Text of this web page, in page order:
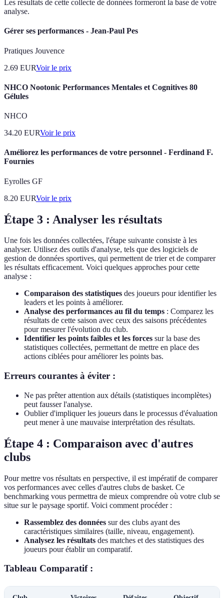
Les résultats de cette collecte de données formeront la base de votre
analyse.
Gérer ses performances - Jean-Paul Pes
Pratiques Jouvence
2.69 EURVoir le prix
NHCO Nootonic Performances Mentales et Cognitives 80
Gélules
NHCO
34.20 EURVoir le prix
Améliorez les performances de votre personnel - Ferdinand F.
Fournies
Eyrolles GF
8.20 EURVoir le prix
Étape 3 : Analyser les résultats
Une fois les données collectées, l'étape suivante consiste à les
analyser. Utilisez des outils d'analyse, tels que des logiciels de
gestion de données sportives, qui permettent de trier et de comparer
les résultats efficacement. Voici quelques approches pour cette
analyse :
Comparaison des statistiques des joueurs pour identifier les
leaders et les points à améliorer.
Analyse des performances au fil du temps : Comparez les
résultats de cette saison avec ceux des saisons précédentes
pour mesurer l'évolution du club.
Identifier les points faibles et les forces sur la base des
statistiques collectées, permettant de mettre en place des
actions ciblées pour améliorer les points bas.
Erreurs courantes à éviter :
Ne pas prêter attention aux détails (statistiques incomplètes)
peut fausser l'analyse.
Oublier d'impliquer les joueurs dans le processus d'évaluation
peut mener à une mauvaise interprétation des résultats.
Étape 4 : Comparaison avec d'autres
clubs
Pour mettre vos résultats en perspective, il est impératif de comparer
vos performances avec celles d'autres clubs de basket. Ce
benchmarking vous permettra de mieux comprendre où votre club se
situe sur le paysage sportif. Voici comment procéder :
Rassemblez des données sur des clubs ayant des
caractéristiques similaires (taille, niveau, engagement).
Analysez les résultats des matches et des statistiques des
joueurs pour établir un comparatif.
Tableau Comparatif :